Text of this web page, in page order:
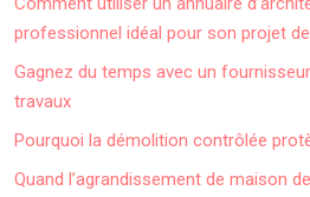
professionnel idéal pour son projet
Gagnez du temps avec un
travaux
Pourquoi la démolition contrôlée
Quand l’agrandissement de maison